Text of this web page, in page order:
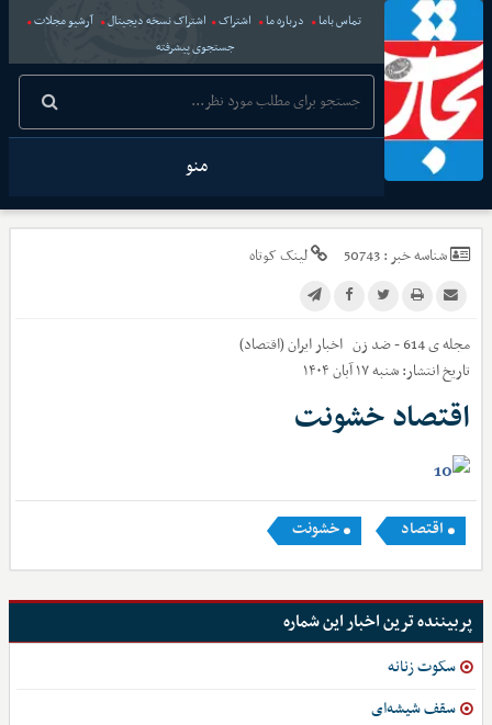
تماس باما درباره ما اشتراک اشتراک نسخه دیجیتال
آرشیو مجلات
جستجوی پیشرفته
منو
شناسه خبر :50743 لینک کوتاه
مجله ی 614 - ضد زن اخبارایران (اقتصاد)
تاریخ انتشار:شنبه ۱۷ آبان ۱۴۰۴
اقتصاد خشونت
اقتصاد خشونت
پربیننده ترین اخبار این شماره
سکوت زنانه
سقف شیشه‌ای